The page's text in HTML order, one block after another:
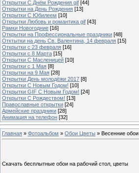
Открытки С Днём Рождения gif [44]
Открытки на День Рождения [13]
Открытки С Юбилеем [10]
Открытки Любовь и романтика gif [43]
Рамки Новогодние [16]
Открытки на Профессиональные праздники [48]
Отктытки на день Св. Валентина, 14 февраля [15]
Открытки с 23 февраля [16]
Открытки с 8 Марта [15]
Открытки С Масленицей [10]
Открытки с 1 Мая [8]
Открытки на 9 Мая [28]
Открытки День молодёжи 2017 [8]
Открытки С Новым Годом! [10]
Открытки GIF С Новым Годом! [24]
Открытки С Рождеством! [13]
Православные открытки [24]
Армейские праздники [28]
Анимация на телефон [32]
Главная » Фотоальбом » Обои Цветы » Весенние обои
Скачать бесплытные обои на рабочий стол, цветы